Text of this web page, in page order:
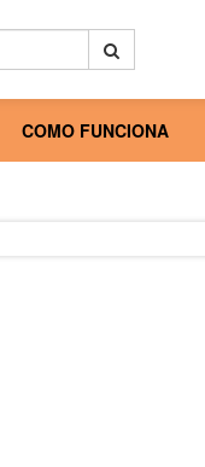
COMO FUNCIONA